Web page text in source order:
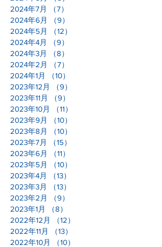
2024年7月
（7）
2024年6月
（9）
2024年5月
（12）
2024年4月
（9）
2024年3月
（8）
2024年2月
（7）
2024年1月
（10）
2023年12月
（9）
2023年11月
（9）
2023年10月
（11）
2023年9月
（10）
2023年8月
（10）
2023年7月
（15）
2023年6月
（11）
2023年5月
（10）
2023年4月
（13）
2023年3月
（13）
2023年2月
（9）
2023年1月
（8）
2022年12月
（12）
2022年11月
（13）
2022年10月
（10）